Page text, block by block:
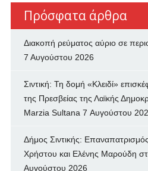
Πρόσφατα άρθρα
Διακοπή ρεύματος αύριο σε
7 Αυγούστου 2026
Σιντική: Τη δομή «Κλειδί»
της Πρεσβείας της Λαϊκής
Marzia Sultana 7 Αυγούστου
Δήμος Σιντικής:
Χρήστου και Ελένης Μαρούδη
Αυγούστου 2026